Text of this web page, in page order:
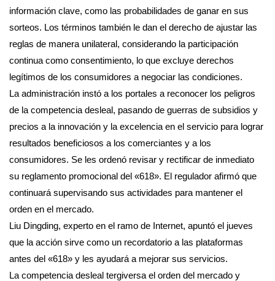
información clave, como las probabilidades de ganar en sus
sorteos. Los términos también le dan el derecho de ajustar las
reglas de manera unilateral, considerando la participación
continua como consentimiento, lo que excluye derechos
legítimos de los consumidores a negociar las condiciones.
La administración instó a los portales a reconocer los peligros
de la competencia desleal, pasando de guerras de subsidios y
precios a la innovación y la excelencia en el servicio para lograr
resultados beneficiosos a los comerciantes y a los
consumidores. Se les ordenó revisar y rectificar de inmediato
su reglamento promocional del «618». El regulador afirmó que
continuará supervisando sus actividades para mantener el
orden en el mercado.
Liu Dingding, experto en el ramo de Internet, apuntó el jueves
que la acción sirve como un recordatorio a las plataformas
antes del «618» y les ayudará a mejorar sus servicios.
La competencia desleal tergiversa el orden del mercado y